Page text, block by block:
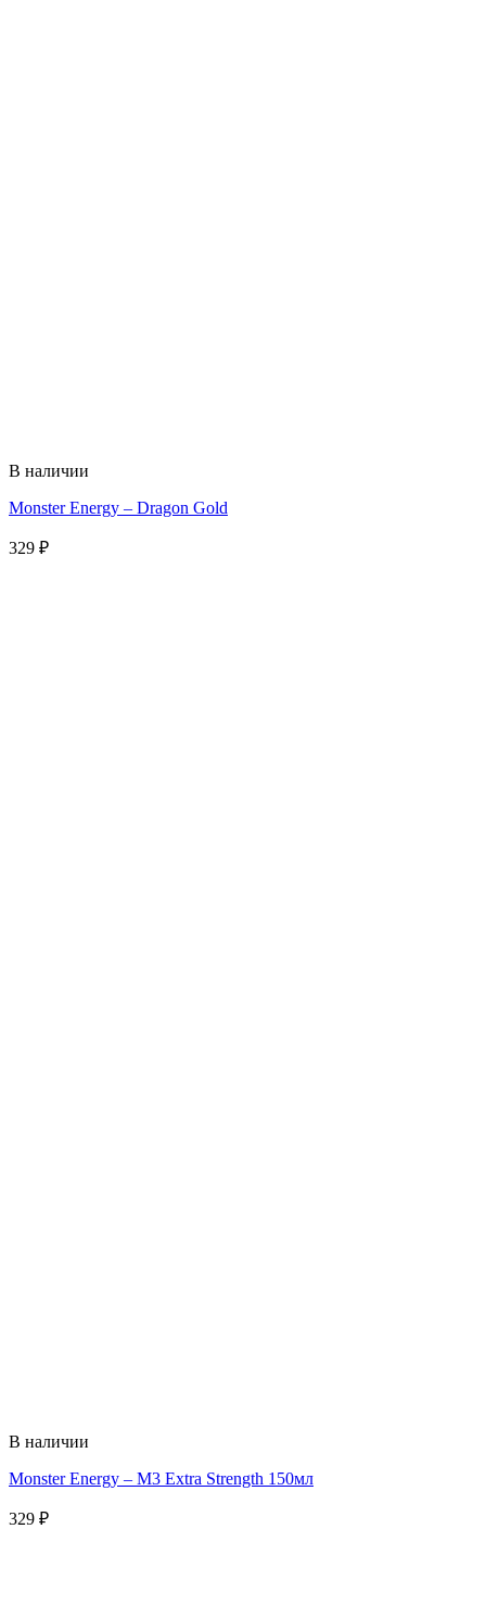
В наличии
Monster Energy – Dragon Gold
329 ₽
В наличии
Monster Energy – M3 Extra Strength 150мл
329 ₽